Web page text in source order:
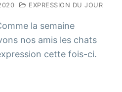
EXPRESSION DU JOUR
la semaine
nos amis les chats
cette fois-ci.